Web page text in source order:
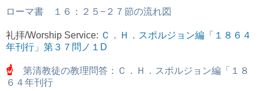
ローマ書 １６：２５−２７節の流れ図
礼拝/Worship Service: Ｃ．Ｈ．スポルジョン編「１８６４
年刊行」第３７問ノ１D
☝
第清教徒の教理問答：Ｃ．Ｈ．スポルジョン編「１８
６４年刊行